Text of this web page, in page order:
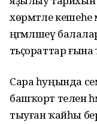
хөрмәтле кешеһе
әңгәмәләшеү
тәьҫораттар
Сара һуңында
башҡорт телен
тыуған ҡайһы